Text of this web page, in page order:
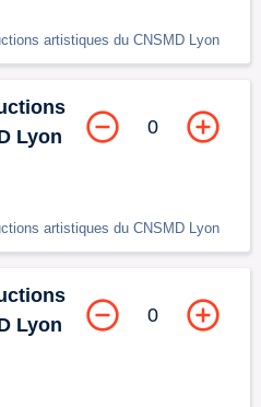
artistiques du CNSMD Lyon
Lyon
artistiques du CNSMD Lyon
0
Lyon
0